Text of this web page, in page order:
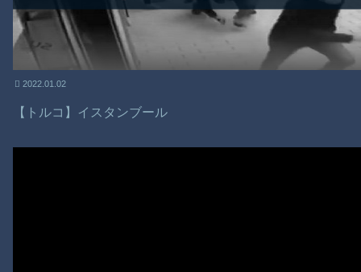
2022.01.02
【トルコ】イスタンブール